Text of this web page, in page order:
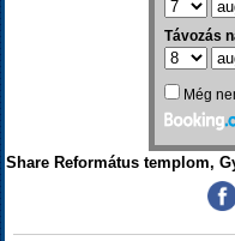
Share Református templom,